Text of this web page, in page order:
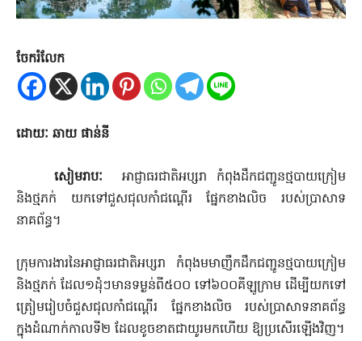
ចែករំលែក
ដោយៈ ឆាយ ផាន់នី
សៀមរាបៈអាជ្ញាធរជាតិអប្សរា កំពុងដឹកជញ្ជូនថ្មបាយក្រៀម
និងថ្មភក់ យកទៅជួសជុលកាំជណ្តើរ ផ្នែកខាងលិច របស់ប្រាសាទ
នាគព័ន្ធ។
ក្រុមការងារនៃអាជ្ញាធរជាតិអប្សរា កំពុងមមាញឹកដឹកជញ្ជូនថ្មបា​យក្រៀម
និងថ្មភក់ ដែល១ដុំៗមានទម្ងន់ពី៥០០ ទៅ៦០០គីឡូក្រាម ដើម្បីយកទៅ
ត្រៀមរៀបចំជួសជុលកាំជណ្តើរ ផ្នែកខាងលិច របស់ប្រាសាទនាគព័ន្ធ
ក្នុងដំណាក់កាលទី២ ដែលខូចខាតជាយូរមកហើយ ឱ្យប្រសើរឡើងវិញ។